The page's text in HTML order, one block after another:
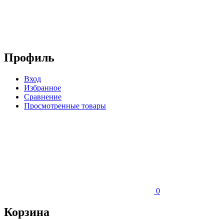
Профиль
Вход
Избранное
Сравнение
Просмотренные товары
0
Корзина